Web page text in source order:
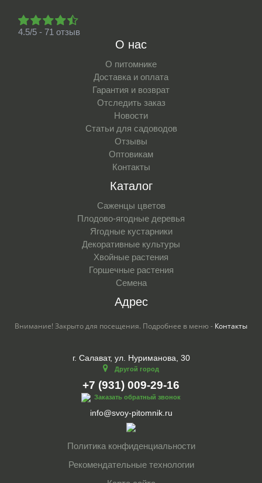
4.5/5 - 71 отзыв
О нас
О питомнике
Доставка и оплата
Гарантия и возврат
Отследить заказ
Новости
Статьи для садоводов
Отзывы
Оптовикам
Контакты
Каталог
Саженцы цветов
Плодово-ягодные деревья
Ягодные кустарники
Декоративные культуры
Хвойные растения
Горшечные растения
Семена
Адрес
Внимание! Закрыто для посещения. Подробнее в меню - Контакты
г. Салават, ул. Нуриманова, 30
Другой город
+7 (931) 009-29-16
Заказать обратный звонок
info@svoy-pitomnik.ru
Политика конфиденциальности
Рекомендательные технологии